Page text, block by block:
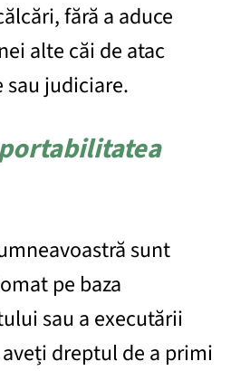
fără a aduce
alte căi de atac
judiciare.
sunt
pe baza
sau a executării
dreptul de a primi